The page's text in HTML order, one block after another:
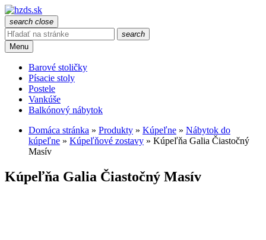
search close
search
Menu
Barové stoličky
Písacie stoly
Postele
Vankúše
Balkónový nábytok
Domáca stránka » Produkty » Kúpeľne » Nábytok do
kúpeľne » Kúpeľňové zostavy » Kúpeľňa Galia Čiastočný
Masív
Kúpeľňa Galia Čiastočný Masív